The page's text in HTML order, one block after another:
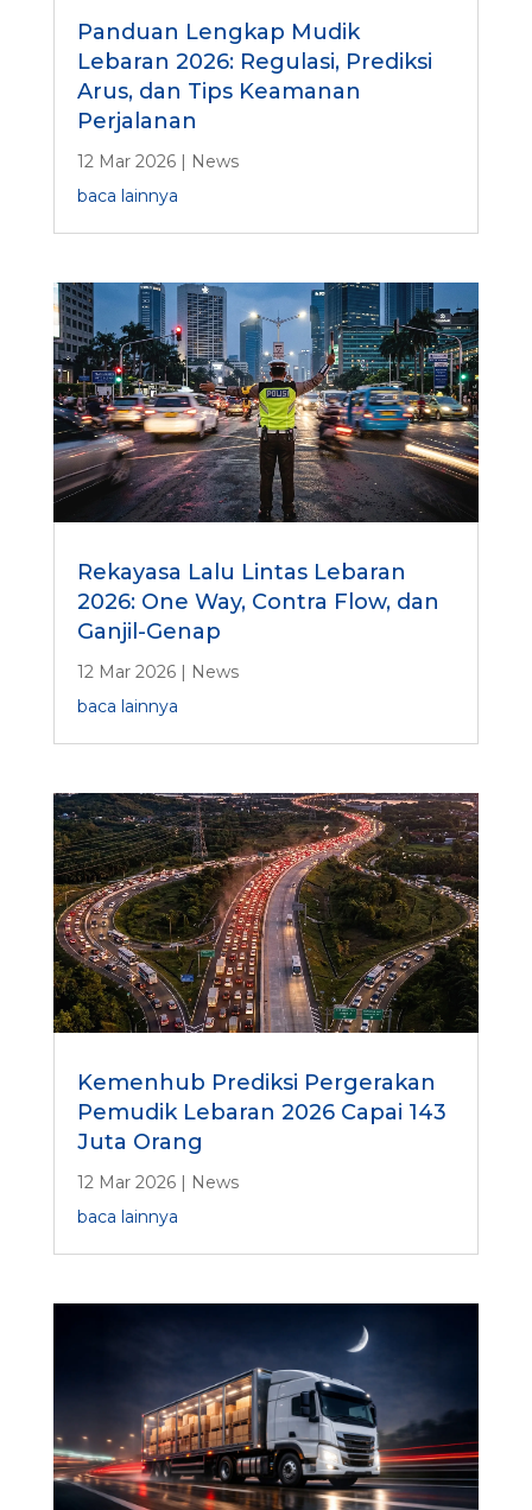
Panduan Lengkap Mudik
Lebaran 2026: Regulasi, Prediksi
Arus, dan Tips Keamanan
Perjalanan
12 Mar 2026| News
baca lainnya
Rekayasa Lalu Lintas Lebaran
2026: One Way, Contra Flow, dan
Ganjil-Genap
12 Mar 2026| News
baca lainnya
Kemenhub Prediksi Pergerakan
Pemudik Lebaran 2026 Capai 143
Juta Orang
12 Mar 2026| News
baca lainnya